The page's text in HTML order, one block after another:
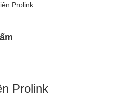
Prolink
Prolink